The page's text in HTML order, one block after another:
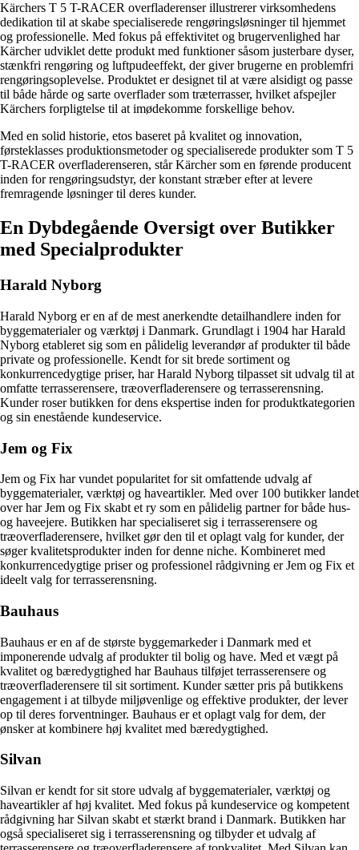
Kärchers T 5 T-RACER overfladerenser illustrerer virksomhedens
dedikation til at skabe specialiserede rengøringsløsninger til hjemmet
og professionelle. Med fokus på effektivitet og brugervenlighed har
Kärcher udviklet dette produkt med funktioner såsom justerbare dyser,
stænkfri rengøring og luftpudeeffekt, der giver brugerne en problemfri
rengøringsoplevelse. Produktet er designet til at være alsidigt og passe
til både hårde og sarte overflader som træterrasser, hvilket afspejler
Kärchers forpligtelse til at imødekomme forskellige behov.
Med en solid historie, etos baseret på kvalitet og innovation,
førsteklasses produktionsmetoder og specialiserede produkter som T 5
T-RACER overfladerenseren, står Kärcher som en førende producent
inden for rengøringsudstyr, der konstant stræber efter at levere
fremragende løsninger til deres kunder.
En Dybdegående Oversigt over Butikker
med Specialprodukter
Harald Nyborg
Harald Nyborg er en af de mest anerkendte detailhandlere inden for
byggematerialer og værktøj i Danmark. Grundlagt i 1904 har Harald
Nyborg etableret sig som en pålidelig leverandør af produkter til både
private og professionelle. Kendt for sit brede sortiment og
konkurrencedygtige priser, har Harald Nyborg tilpasset sit udvalg til at
omfatte terrasserensere, træoverfladerensere og terrasserensning.
Kunder roser butikken for dens ekspertise inden for produktkategorien
og sin enestående kundeservice.
Jem og Fix
Jem og Fix har vundet popularitet for sit omfattende udvalg af
byggematerialer, værktøj og haveartikler. Med over 100 butikker landet
over har Jem og Fix skabt et ry som en pålidelig partner for både hus-
og haveejere. Butikken har specialiseret sig i terrasserensere og
træoverfladerensere, hvilket gør den til et oplagt valg for kunder, der
søger kvalitetsprodukter inden for denne niche. Kombineret med
konkurrencedygtige priser og professionel rådgivning er Jem og Fix et
ideelt valg for terrasserensning.
Bauhaus
Bauhaus er en af de største byggemarkeder i Danmark med et
imponerende udvalg af produkter til bolig og have. Med et vægt på
kvalitet og bæredygtighed har Bauhaus tilføjet terrasserensere og
træoverfladerensere til sit sortiment. Kunder sætter pris på butikkens
engagement i at tilbyde miljøvenlige og effektive produkter, der lever
op til deres forventninger. Bauhaus er et oplagt valg for dem, der
ønsker at kombinere høj kvalitet med bæredygtighed.
Silvan
Silvan er kendt for sit store udvalg af byggematerialer, værktøj og
haveartikler af høj kvalitet. Med fokus på kundeservice og kompetent
rådgivning har Silvan skabt et stærkt brand i Danmark. Butikken har
også specialiseret sig i terrasserensning og tilbyder et udvalg af